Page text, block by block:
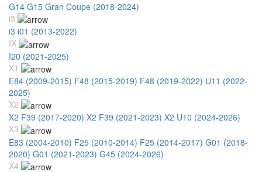
G14 G15 Gran Coupe (2018-2024)
i3
i3 i01 (2013-2022)
IX
I20 (2021-2025)
X1
E84 (2009-2015) F48 (2015-2019) F48 (2019-2022) U11 (2022-
2025)
X2
X2 F39 (2017-2020) X2 F39 (2021-2023) X2 U10 (2024-2026)
X3
E83 (2004-2010) F25 (2010-2014) F25 (2014-2017) G01 (2018-
2020) G01 (2021-2023) G45 (2024-2026)
X4